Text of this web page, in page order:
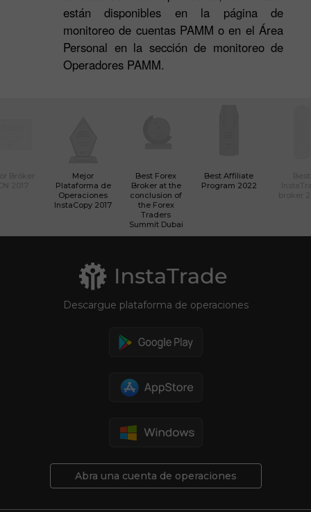
están disponibles en la página de
monitoreo de cuentas PAMM o en el Área
Personal en la sección de monitoreo de
Operadores PAMM.
Mejor
Plataforma de
Operaciones
InstaCopy 2017
Best Forex
Broker at the
conclusion of
the Forex
Traders
Summit Dubai
Best Affiliate
Program 2022
Descargue plataforma de operaciones
Abra una cuenta de operaciones